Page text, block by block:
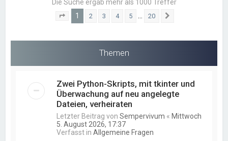
Die Suche ergab mehr als 1000 Treffer
Seite von 20
1 2 3 4 5 … 20
Themen
Zwei Python-Skripts, mit tkinter und
Überwachung auf neu angelegte
Dateien, verheiraten
Letzter Beitrag vonSempervivum « Mittwoch
5. August 2026, 17:37
Verfasst inAllgemeine Fragen